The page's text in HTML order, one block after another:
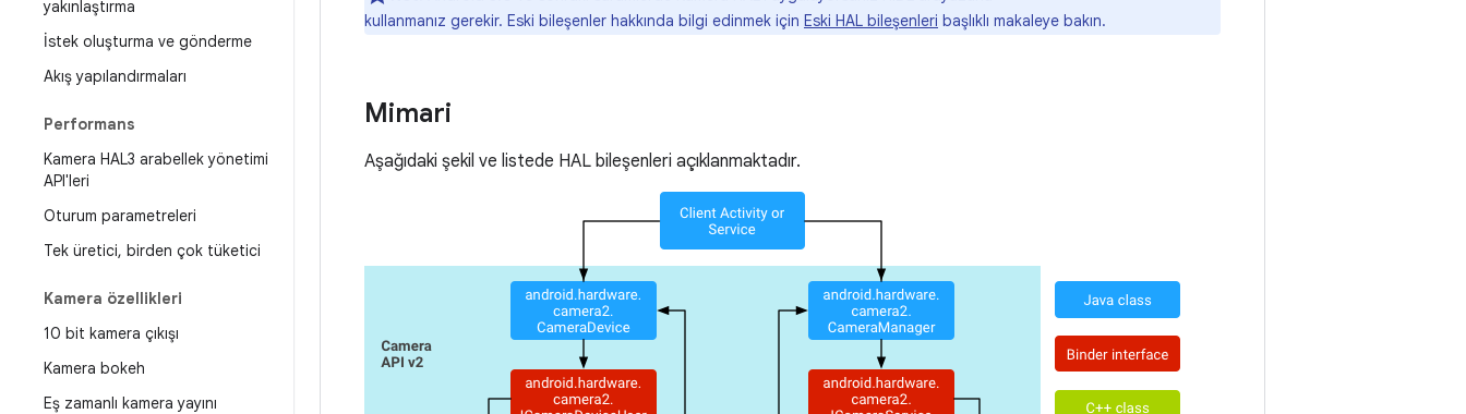
yakınlaştırma
İstek oluşturma ve gönderme
Akış yapılandırmaları
Performans
Kamera HAL3 arabellek yönetimi
API'leri
Oturum parametreleri
Tek üretici, birden çok tüketici
Kamera özellikleri
10 bit kamera çıkışı
Kamera bokeh
Eş zamanlı kamera yayını
kullanmanız gerekir. Eski bileşenler hakkında bilgi edinmek için Eski HAL bileşenleri başlıklı makaleye bakın.
Mimari
Aşağıdaki şekil ve listede HAL bileşenleri açıklanmaktadır.